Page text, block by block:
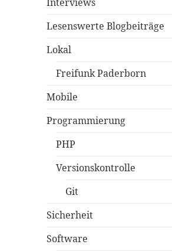
Interviews
Lesenswerte Blogbeiträge
Lokal
Freifunk Paderborn
Mobile
Programmierung
PHP
Versionskontrolle
Git
Sicherheit
Software